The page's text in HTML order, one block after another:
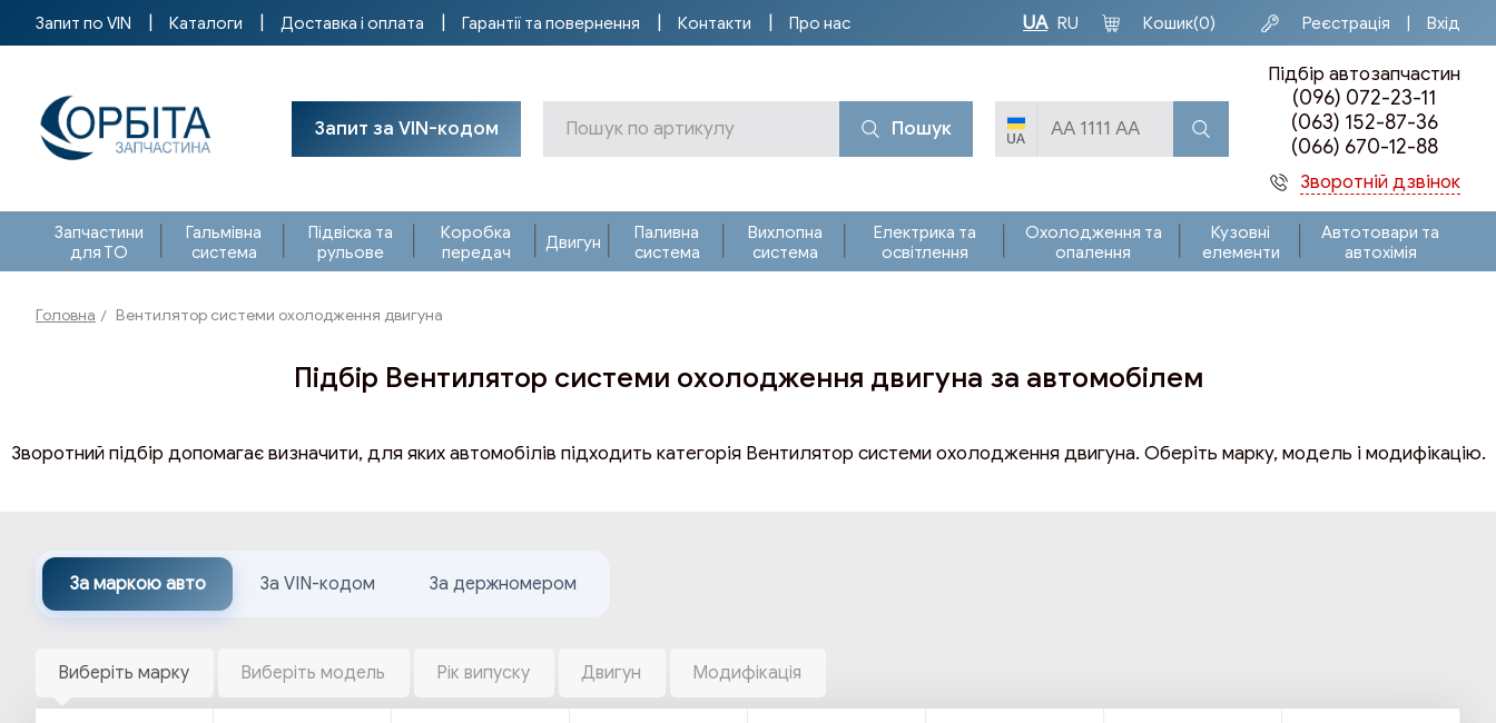
Запит по VIN Каталоги Доставка і оплата Гарантії та повернення Контакти Про нас UA RU Кошик(0) Реєстрація Вхід
Запит за VIN-кодом Пошук
Підбір автозапчастин
(096) 072-23-11
(063) 152-87-36
(066) 670-12-88
Зворотній дзвінок
Запчастини
для ТО
Гальмівна
система
Підвіска та
рульове
Коробка
передач
Двигун
Паливна
система
Вихлопна
система
Електрика та
освітлення
Охолодження та
опалення
Кузовні
елементи
Автотовари та
автохімія
Головна Вентилятор системи охолодження двигуна
Підбір Вентилятор системи охолодження двигуна за автомобілем
Зворотний підбір допомагає визначити, для яких автомобілів підходить категорія Вентилятор системи охолодження двигуна. Оберіть марку, модель і модифікацію.
За маркою авто За VIN-кодом За держномером
Виберіть марку Виберіть модель Рік випуску Двигун Модифікація